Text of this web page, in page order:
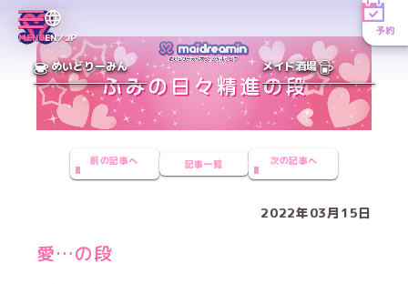
MENUEN／JP
予約
めいどりーみん メイド酒場
前の記事へ 記事一覧 次の記事へ
2022年03月15日
愛…の段